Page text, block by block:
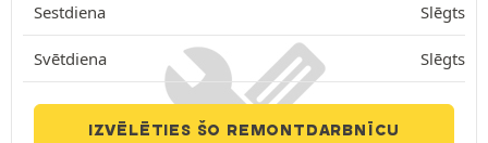
Sestdiena Slēgts
Svētdiena Slēgts
IZVĒLĒTIES ŠO REMONTDARBNĪCU